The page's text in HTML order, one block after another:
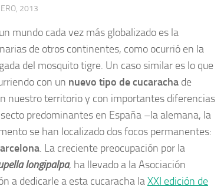
2013
mundo cada vez más globalizado es la
de otros continentes, como ocurrió en la
del mosquito tigre. Un caso similar es lo que
con un nuevo tipo decucaracha de
nuestro territorio y con importantes diferencias
predominantes en España –la alemana, la
se han localizado dos focos permanentes:
. La creciente preocupación por la
longipalpa, ha llevado a la Asociación
a dedicarle a esta cucaracha laXXI edición de